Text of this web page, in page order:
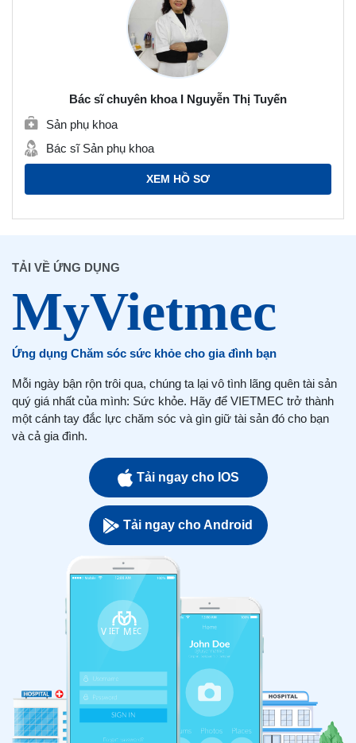
Bác sĩ chuyên khoa I Nguyễn Thị Tuyến
Sản phụ khoa
Bác sĩ Sản phụ khoa
XEM HỒ SƠ
TẢI VỀ ỨNG DỤNG
Ứng dụng Chăm sóc sức khỏe cho gia đình bạn
Mỗi ngày bận rộn trôi qua, chúng ta lại vô tình lãng quên tài sản
quý giá nhất của mình: Sức khỏe. Hãy để VIETMEC trở thành
một cánh tay đắc lực chăm sóc và gìn giữ tài sản đó cho bạn
và cả gia đình.
Tải ngay cho IOS
Tải ngay cho Android